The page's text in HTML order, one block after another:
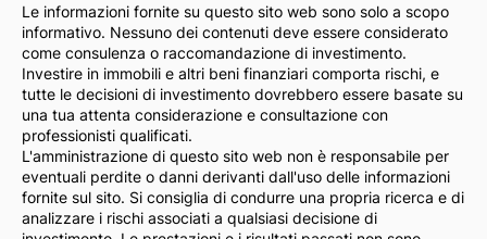
Le informazioni fornite su questo sito web sono solo a scopo
informativo. Nessuno dei contenuti deve essere considerato
come consulenza o raccomandazione di investimento.
Investire in immobili e altri beni finanziari comporta rischi, e
tutte le decisioni di investimento dovrebbero essere basate su
una tua attenta considerazione e consultazione con
professionisti qualificati.
L'amministrazione di questo sito web non è responsabile per
eventuali perdite o danni derivanti dall'uso delle informazioni
fornite sul sito. Si consiglia di condurre una propria ricerca e di
analizzare i rischi associati a qualsiasi decisione di